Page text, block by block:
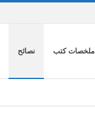
ملخصات كتب نصائح